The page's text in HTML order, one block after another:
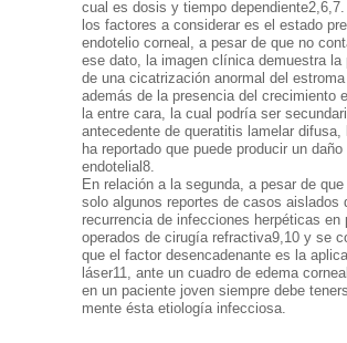
cual es dosis y tiempo
los factores a considerar es el estado
endotelio corneal, a pesar de que no
ese dato, la imagen clínica demuestra la
de una cicatrización anormal del
además de la presencia del crecimiento
la entre cara, la cual podría ser
antecedente de queratitis lamelar difusa,
ha reportado que puede producir un daño
endotelial8.
En relación a la segunda, a pesar de
solo algunos reportes de casos aislados
recurrencia de infecciones herpéticas en
operados de cirugía refractiva9,10 y se
que el factor desencadenante es la
láser11, ante un cuadro de edema
en un paciente joven siempre debe
mente ésta etiología infecciosa.